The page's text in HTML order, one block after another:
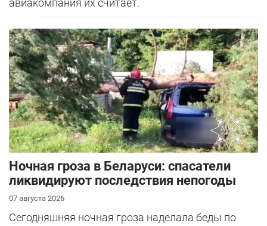
авиакомпания их считает.
Ночная гроза в Беларуси: спасатели
ликвидируют последствия непогоды
07 августа 2026
Сегодняшняя ночная гроза наделала беды по